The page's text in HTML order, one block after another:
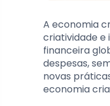
A economia
criatividade e
financeira
despesas,
novas
economia